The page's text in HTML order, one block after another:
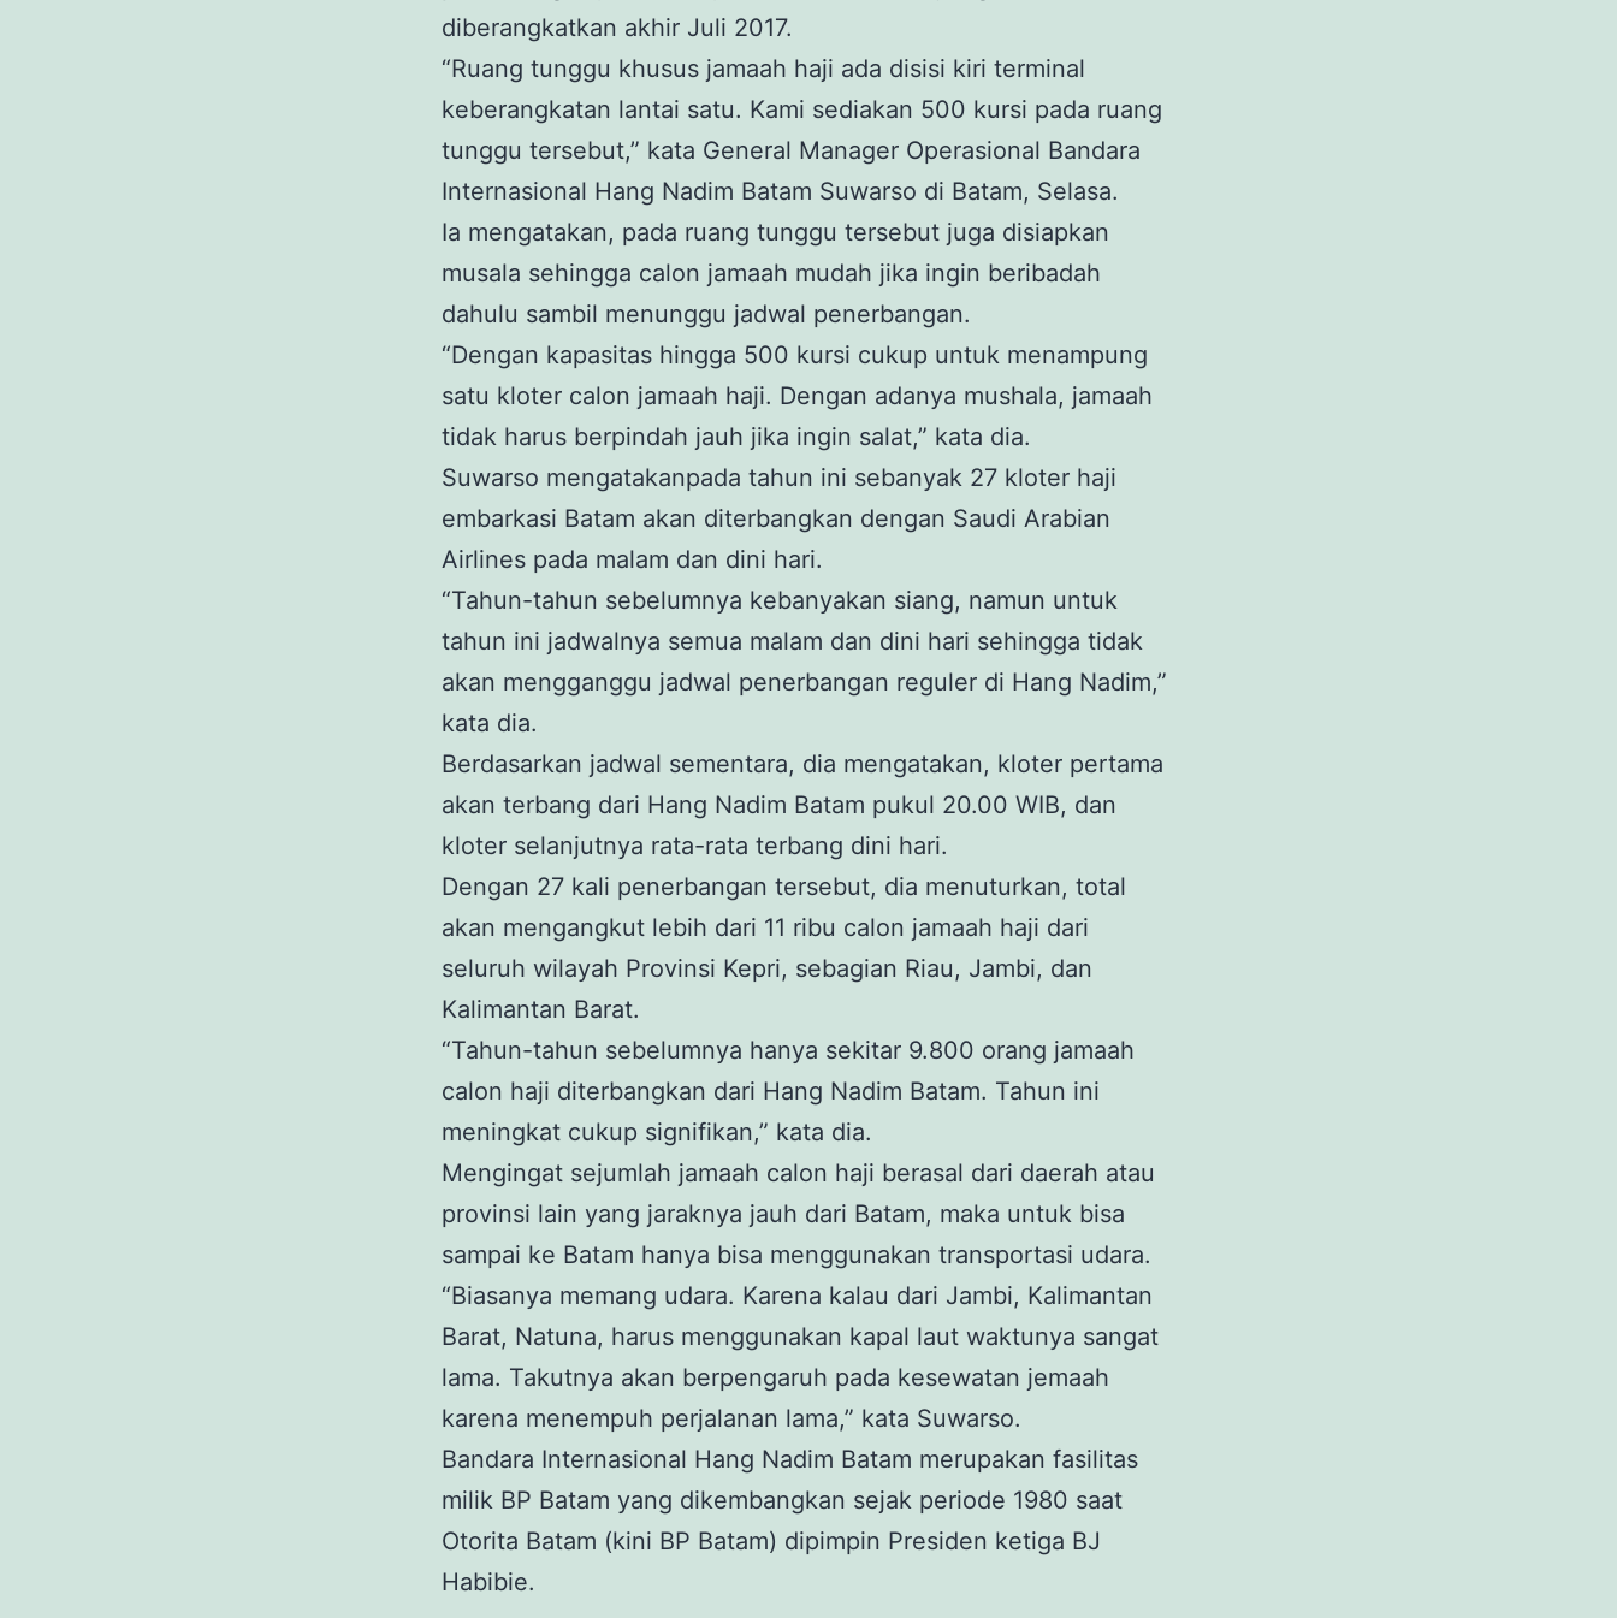
diberangkatkan akhir Juli 2017.
“Ruang tunggu khusus jamaah haji ada disisi kiri terminal
keberangkatan lantai satu. Kami sediakan 500 kursi pada ruang
tunggu tersebut,” kata General Manager Operasional Bandara
Internasional Hang Nadim Batam Suwarso di Batam, Selasa.
Ia mengatakan, pada ruang tunggu tersebut juga disiapkan
musala sehingga calon jamaah mudah jika ingin beribadah
dahulu sambil menunggu jadwal penerbangan.
“Dengan kapasitas hingga 500 kursi cukup untuk menampung
satu kloter calon jamaah haji. Dengan adanya mushala, jamaah
tidak harus berpindah jauh jika ingin salat,” kata dia.
Suwarso mengatakanpada tahun ini sebanyak 27 kloter haji
embarkasi Batam akan diterbangkan dengan Saudi Arabian
Airlines pada malam dan dini hari.
“Tahun-tahun sebelumnya kebanyakan siang, namun untuk
tahun ini jadwalnya semua malam dan dini hari sehingga tidak
akan mengganggu jadwal penerbangan reguler di Hang Nadim,”
kata dia.
Berdasarkan jadwal sementara, dia mengatakan, kloter pertama
akan terbang dari Hang Nadim Batam pukul 20.00 WIB, dan
kloter selanjutnya rata-rata terbang dini hari.
Dengan 27 kali penerbangan tersebut, dia menuturkan, total
akan mengangkut lebih dari 11 ribu calon jamaah haji dari
seluruh wilayah Provinsi Kepri, sebagian Riau, Jambi, dan
Kalimantan Barat.
“Tahun-tahun sebelumnya hanya sekitar 9.800 orang jamaah
calon haji diterbangkan dari Hang Nadim Batam. Tahun ini
meningkat cukup signifikan,” kata dia.
Mengingat sejumlah jamaah calon haji berasal dari daerah atau
provinsi lain yang jaraknya jauh dari Batam, maka untuk bisa
sampai ke Batam hanya bisa menggunakan transportasi udara.
“Biasanya memang udara. Karena kalau dari Jambi, Kalimantan
Barat, Natuna, harus menggunakan kapal laut waktunya sangat
lama. Takutnya akan berpengaruh pada kesewatan jemaah
karena menempuh perjalanan lama,” kata Suwarso.
Bandara Internasional Hang Nadim Batam merupakan fasilitas
milik BP Batam yang dikembangkan sejak periode 1980 saat
Otorita Batam (kini BP Batam) dipimpin Presiden ketiga BJ
Habibie.